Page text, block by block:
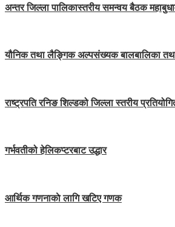
अन्तर जिल्ला पालिकास्तरीय समन्वय बैठक
यौनिक तथा लैङ्गिक अल्पसंख्यक बालबालिका तथा
राष्ट्रपति रनिङ शिल्डको जिल्ला स्तरीय
गर्भवतीको हेलिकप्टरबाट उद्धार
आर्थिक गणनाकाे लागि खटिए गणक